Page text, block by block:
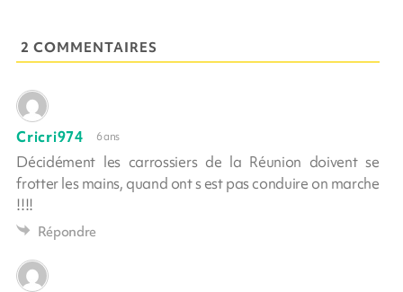
2 COMMENTAIRES
Cricri974 6 ans
Décidément les carrossiers de la Réunion doivent se
frotter les mains, quand ont s est pas conduire on marche
!!!!
Répondre